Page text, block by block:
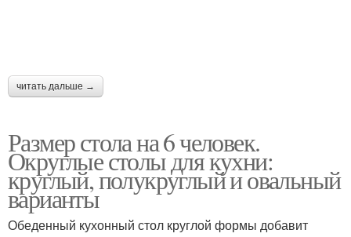
читать дальше →
Размер стола на 6 человек.
Округлые столы для кухни:
круглый, полукруглый и овальный
варианты
Обеденный кухонный стол круглой формы добавит